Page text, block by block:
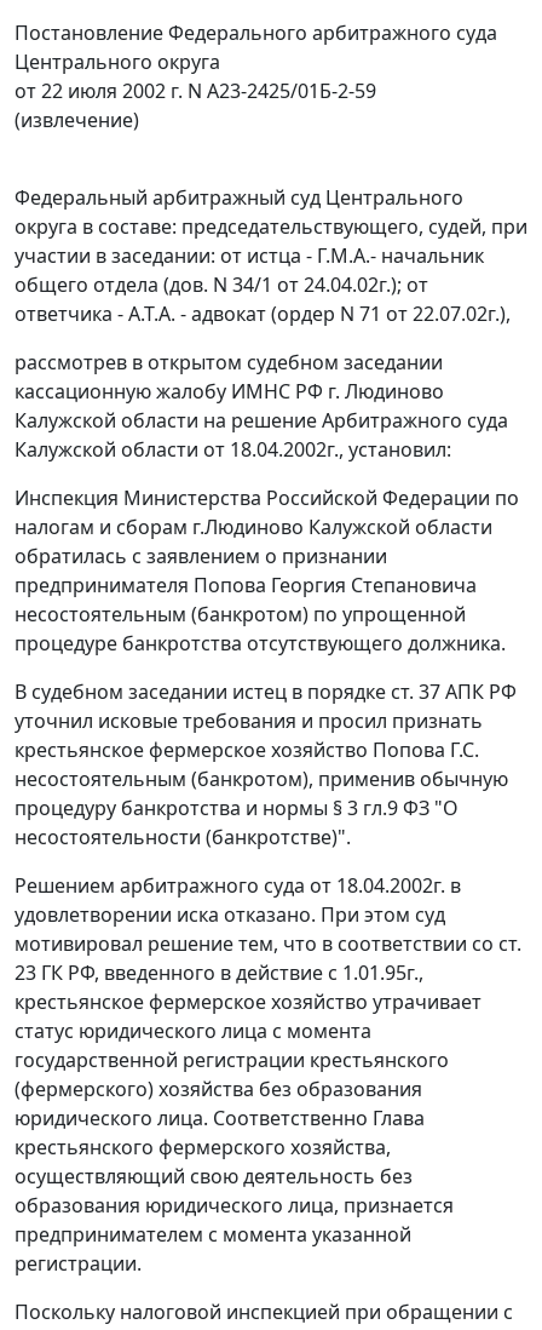
Постановление Федерального арбитражного суда
Центрального округа
от 22 июля 2002 г. N А23-2425/01Б-2-59
(извлечение)
Федеральный арбитражный суд Центрального
округа в составе: председательствующего, судей, при
участии в заседании: от истца - Г.М.А.- начальник
общего отдела (дов. N 34/1 от 24.04.02г.); от
ответчика - А.Т.А. - адвокат (ордер N 71 от 22.07.02г.),
рассмотрев в открытом судебном заседании
кассационную жалобу ИМНС РФ г. Людиново
Калужской области на решение Арбитражного суда
Калужской области от 18.04.2002г., установил:
Инспекция Министерства Российской Федерации по
налогам и сборам г.Людиново Калужской области
обратилась с заявлением о признании
предпринимателя Попова Георгия Степановича
несостоятельным (банкротом) по упрощенной
процедуре банкротства отсутствующего должника.
В судебном заседании истец в порядке ст. 37АПК РФ
уточнил исковые требования и просил признать
крестьянское фермерское хозяйство Попова Г.С.
несостоятельным (банкротом), применив обычную
процедуру банкротства и нормы § 3 гл.9ФЗ "О
несостоятельности (банкротстве)".
Решением арбитражного суда от 18.04.2002г. в
удовлетворении иска отказано. При этом суд
мотивировал решение тем, что в соответствии со ст.
23 ГК РФ, введенного в действие с 1.01.95г.,
крестьянское фермерское хозяйство утрачивает
статус юридического лица с момента
государственной регистрации крестьянского
(фермерского) хозяйства без образования
юридического лица. Соответственно Глава
крестьянского фермерского хозяйства,
осуществляющий свою деятельность без
образования юридического лица, признается
предпринимателем с момента указанной
регистрации.
Поскольку налоговой инспекцией при обращении с